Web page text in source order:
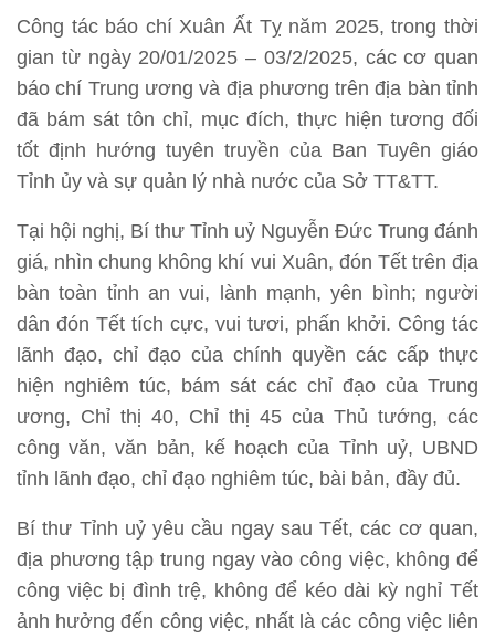
Công tác báo chí Xuân Ất Tỵ năm 2025, trong thời
gian từ ngày 20/01/2025 – 03/2/2025, các cơ quan
báo chí Trung ương và địa phương trên địa bàn tỉnh
đã bám sát tôn chỉ, mục đích, thực hiện tương đối
tốt định hướng tuyên truyền của Ban Tuyên giáo
Tỉnh ủy và sự quản lý nhà nước của Sở TT&TT.
Tại hội nghị, Bí thư Tỉnh uỷ Nguyễn Đức Trung đánh
giá, nhìn chung không khí vui Xuân, đón Tết trên địa
bàn toàn tỉnh an vui, lành mạnh, yên bình; người
dân đón Tết tích cực, vui tươi, phấn khởi. Công tác
lãnh đạo, chỉ đạo của chính quyền các cấp thực
hiện nghiêm túc, bám sát các chỉ đạo của Trung
ương, Chỉ thị 40, Chỉ thị 45 của Thủ tướng, các
công văn, văn bản, kế hoạch của Tỉnh uỷ, UBND
tỉnh lãnh đạo, chỉ đạo nghiêm túc, bài bản, đầy đủ.
Bí thư Tỉnh uỷ yêu cầu ngay sau Tết, các cơ quan,
địa phương tập trung ngay vào công việc, không để
công việc bị đình trệ, không để kéo dài kỳ nghỉ Tết
ảnh hưởng đến công việc, nhất là các công việc liên